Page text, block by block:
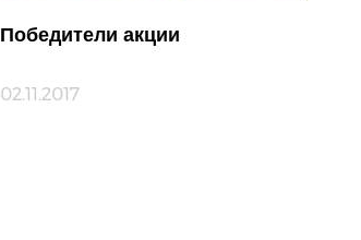
Победители акции
02.11.2017